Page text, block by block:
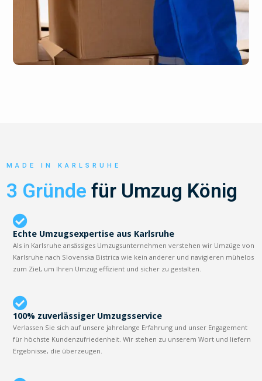
MADE IN KARLSRUHE
3 Gründe für Umzug König
Echte Umzugsexpertise aus Karlsruhe
Als in Karlsruhe ansässiges Umzugsunternehmen verstehen wir Umzüge von
Karlsruhe nach Slovenska Bistrica wie kein anderer und navigieren mühelos
zum Ziel, um Ihren Umzug effizient und sicher zu gestalten.
100% zuverlässiger Umzugsservice
Verlassen Sie sich auf unsere jahrelange Erfahrung und unser Engagement
für höchste Kundenzufriedenheit. Wir stehen zu unserem Wort und liefern
Ergebnisse, die überzeugen.